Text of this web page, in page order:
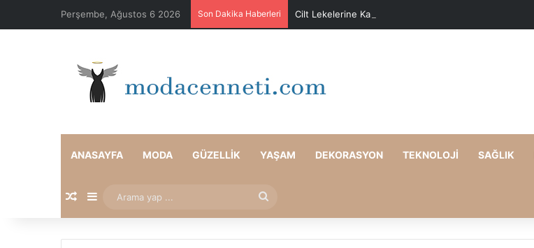
Perşembe, Ağustos 6 2026 Son Dakika Haberleri Cilt Lekelerine Karşı Evde Maske Önerileri
ANASAYFA MODA GÜZELLIK YAŞAM DEKORASYON TEKNOLOJI SAĞLIK
Rastgele Makale
Kenar Bölmesi
yap